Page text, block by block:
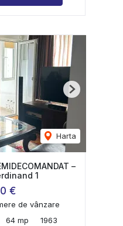
Harta
Next
–
1
€
de vânzare
64 mp 1963